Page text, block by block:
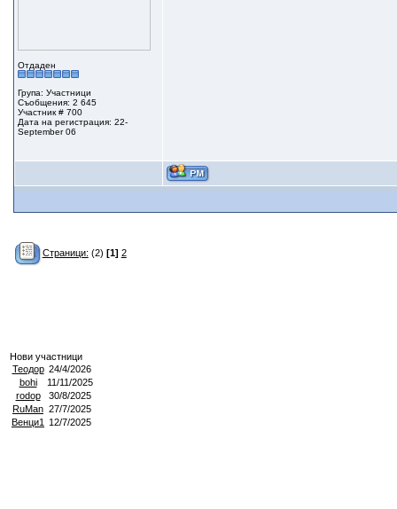
Отдаден
Група: Участници
Съобщения: 2 645
Участник # 700
Дата на регистрация: 22-
September 06
Страници: (2) [1] 2
Нови участници
Теодор 24/4/2026
bohi
11/11/2025
rodop
30/8/2025
RuMan 27/7/2025
Венци1
12/7/2025